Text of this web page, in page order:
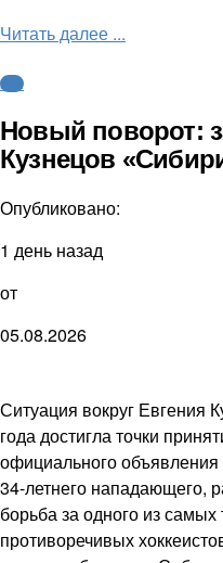
Читать далее ...
КХЛ
Новый поворот:
Кузнецов
Опубликовано:
1 день назад
от
05.08.2026
Ситуация вокруг Евгения
года достигла точки
официального
34-летнего нападающего,
борьба за одного из
противоречивых